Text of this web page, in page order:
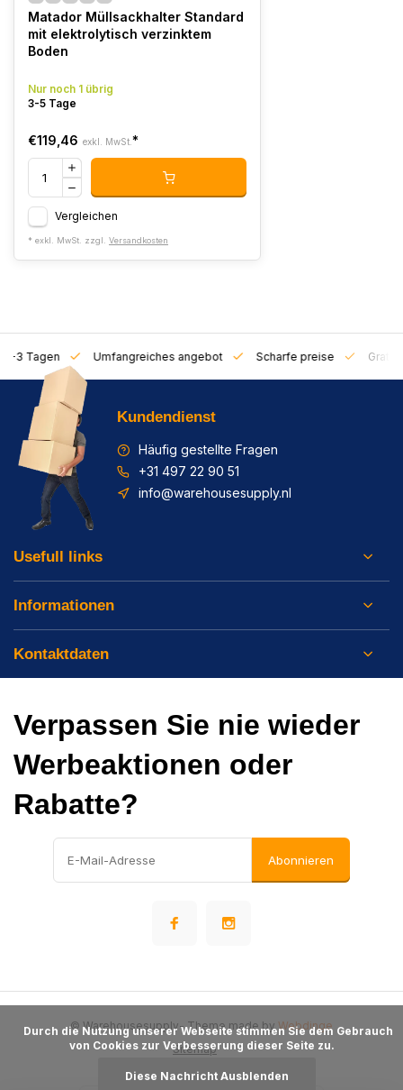
Matador Müllsackhalter Standard
mit elektrolytisch verzinktem
Boden
Nur noch 1 übrig
3-5 Tage
€119,46 exkl. MwSt. *
Vergleichen
* exkl. MwSt. zzgl. Versandkosten
1-3 Tagen Umfangreiches angebot Scharfe preise Gratis
Kundendienst
Häufig gestellte Fragen
+31 497 22 90 51
info@warehousesupply.nl
Usefull links
Informationen
Kontaktdaten
Verpassen Sie nie wieder
Werbeaktionen oder
Rabatte?
Abonnieren
Sitemap
© Warehousesupply- Theme made by Webdinge
von Cookies zur Verbesserung dieser Seite zu.
Diese Nachricht Ausblenden